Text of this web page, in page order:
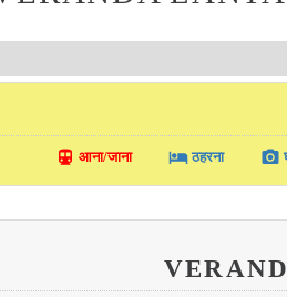
directions_transit आना/जाना local_hotelठहरना photo_camera